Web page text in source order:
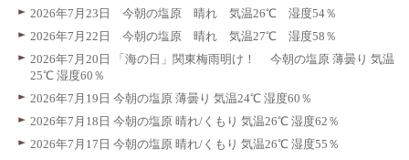
2026年7月23日 今朝の塩原 晴れ 気温26℃ 湿度54％
2026年7月22日 今朝の塩原 晴れ 気温27℃ 湿度58％
2026年7月20日 「海の日」関東梅雨明け！ 今朝の塩原 薄曇り 気温
25℃ 湿度60％
2026年7月19日 今朝の塩原 薄曇り 気温24℃ 湿度60％
2026年7月18日 今朝の塩原 晴れ/くもり 気温26℃ 湿度62％
2026年7月17日 今朝の塩原 晴れ/くもり 気温26℃ 湿度55％